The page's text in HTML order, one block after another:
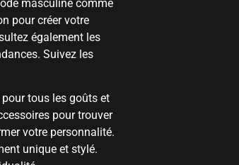
masculine comme
pour créer votre
également les
Suivez les
tous les goûts et
pour trouver
votre personnalité.
unique et stylé.